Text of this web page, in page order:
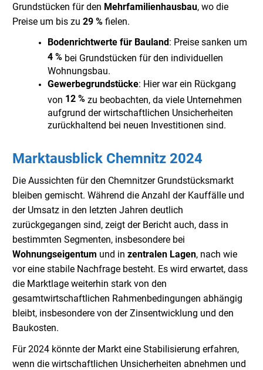
Grundstücken für den Mehrfamilienhausbau, wo die
Preise um bis zu 29 % fielen.
Bodenrichtwerte für Bauland: Preise sanken um
4 % bei Grundstücken für den individuellen
Wohnungsbau.
Gewerbegrundstücke: Hier war ein Rückgang
von 12 % zu beobachten, da viele Unternehmen
aufgrund der wirtschaftlichen Unsicherheiten
zurückhaltend bei neuen Investitionen sind.
Marktausblick Chemnitz 2024
Die Aussichten für den Chemnitzer Grundstücksmarkt
bleiben gemischt. Während die Anzahl der Kauffälle und
der Umsatz in den letzten Jahren deutlich
zurückgegangen sind, zeigt der Bericht auch, dass in
bestimmten Segmenten, insbesondere bei
Wohnungseigentum und in zentralen Lagen, nach wie
vor eine stabile Nachfrage besteht. Es wird erwartet, dass
die Marktlage weiterhin stark von den
gesamtwirtschaftlichen Rahmenbedingungen abhängig
bleibt, insbesondere von der Zinsentwicklung und den
Baukosten.
Für 2024 könnte der Markt eine Stabilisierung erfahren,
wenn die wirtschaftlichen Unsicherheiten abnehmen und